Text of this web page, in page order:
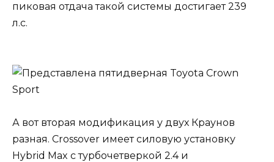
пиковая отдача такой системы достигает 239
л.с.
А вот вторая модификация у двух Краунов
разная. Crossover имеет силовую установку
Hybrid Max с турбочетверкой 2.4 и